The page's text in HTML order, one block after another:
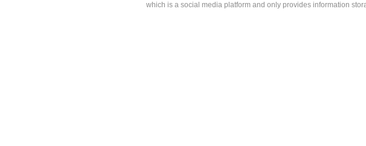
which is a social media platform and only provides information